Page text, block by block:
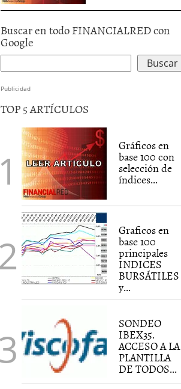
Buscar en todo FINANCIALRED con
Google
Publicidad
TOP 5 ARTÍCULOS
Gráficos en
base 100 con
selección de
índices...
Graficos en
base 100
principales
INDICES
BURSÁTILES
y...
SONDEO
IBEX35.
ACCESO A LA
PLANTILLA
DE TODOS...